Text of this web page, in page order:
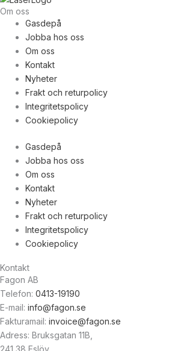
Om oss
Gasdepå
Jobba hos oss
Om oss
Kontakt
Nyheter
Frakt och returpolicy
Integritetspolicy
Cookiepolicy
Gasdepå
Jobba hos oss
Om oss
Kontakt
Nyheter
Frakt och returpolicy
Integritetspolicy
Cookiepolicy
Kontakt
Fagon AB
Telefon: 0413-19190
E-mail: info@fagon.se
Fakturamail: invoice@fagon.se
Adress: Bruksgatan 11B,
241 38 Eslöv